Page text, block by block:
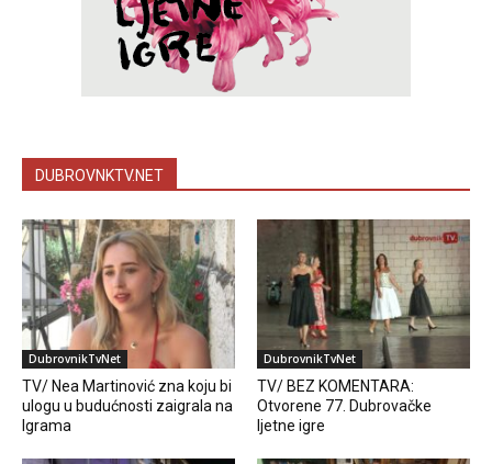
DUBROVNKTV.NET
DubrovnikTvNet
TV/ Nea Martinović zna koju bi
ulogu u budućnosti zaigrala na
Igrama
DubrovnikTvNet
TV/ BEZ KOMENTARA:
Otvorene 77. Dubrovačke
ljetne igre